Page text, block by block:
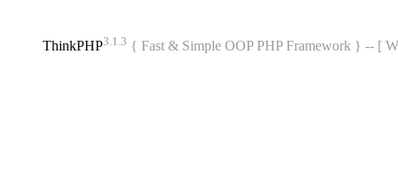
ThinkPHP3.1.3 { Fast & Simple OOP PHP Framework } -- [